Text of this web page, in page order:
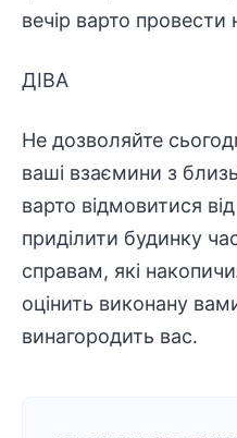
вечір варто провести
ДІВА
Не дозволяйте
ваші взаємини з
варто відмовитися
приділити будинку
справам, які
оцінить виконану
винагородить вас.